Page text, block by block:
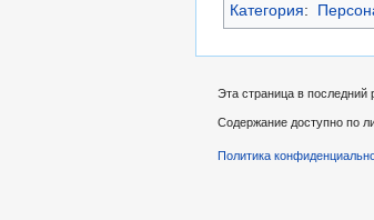
навигации
поиску
Категория:
Эта страница в последний
Содержание доступно по
Политика